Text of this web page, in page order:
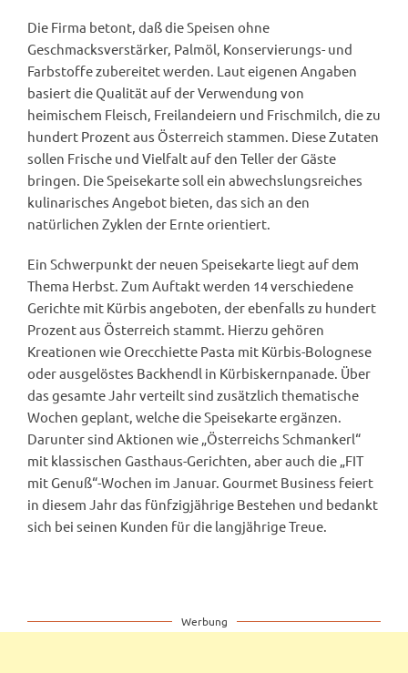
Die Firma betont, daß die Speisen ohne
Geschmacksverstärker, Palmöl, Konservierungs- und
Farbstoffe zubereitet werden. Laut eigenen Angaben
basiert die Qualität auf der Verwendung von
heimischem Fleisch, Freilandeiern und Frischmilch, die zu
hundert Prozent aus Österreich stammen. Diese Zutaten
sollen Frische und Vielfalt auf den Teller der Gäste
bringen. Die Speisekarte soll ein abwechslungsreiches
kulinarisches Angebot bieten, das sich an den
natürlichen Zyklen der Ernte orientiert.
Ein Schwerpunkt der neuen Speisekarte liegt auf dem
Thema Herbst. Zum Auftakt werden 14 verschiedene
Gerichte mit Kürbis angeboten, der ebenfalls zu hundert
Prozent aus Österreich stammt. Hierzu gehören
Kreationen wie Orecchiette Pasta mit Kürbis-Bolognese
oder ausgelöstes Backhendl in Kürbiskernpanade. Über
das gesamte Jahr verteilt sind zusätzlich thematische
Wochen geplant, welche die Speisekarte ergänzen.
Darunter sind Aktionen wie „Österreichs Schmankerl“
mit klassischen Gasthaus-Gerichten, aber auch die „FIT
mit Genuß“-Wochen im Januar. Gourmet Business feiert
in diesem Jahr das fünfzigjährige Bestehen und bedankt
sich bei seinen Kunden für die langjährige Treue.
Werbung